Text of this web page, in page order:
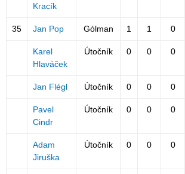
Kracík
35 Jan Pop Gólman 1 1 0
Karel
Hlaváček
Útočník 0 0 0
Jan Flégl Útočník 0 0 0
Pavel
Cindr
Útočník 0 0 0
Adam
Jiruška
Útočník 0 0 0